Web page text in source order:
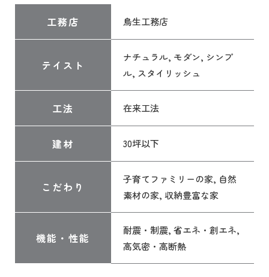
工務店 鳥生工務店
テイスト
ナチュラル, モダン, シンプ
ル, スタイリッシュ
工法 在来工法
建材 30坪以下
こだわり
子育てファミリーの家, 自然
素材の家, 収納豊富な家
機能・性能
耐震・制震, 省エネ・創エネ,
高気密・高断熱